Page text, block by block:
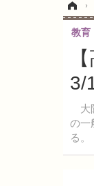
›
3/
大
の一
る。
教育